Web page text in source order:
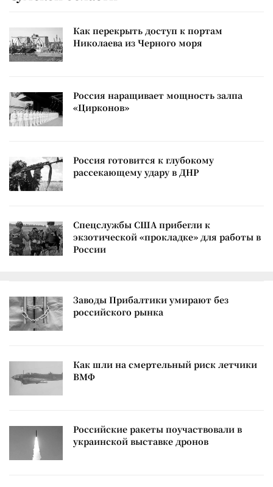
Как перекрыть доступ к портам
Николаева из Черного моря
Россия наращивает мощность залпа
«Цирконов»
Россия готовится к глубокому
рассекающему удару в ДНР
Спецслужбы США прибегли к
экзотической «прокладке» для работы в
России
Заводы Прибалтики умирают без
российского рынка
Как шли на смертельный риск летчики
ВМФ
Российские ракеты поучаствовали в
украинской выставке дронов